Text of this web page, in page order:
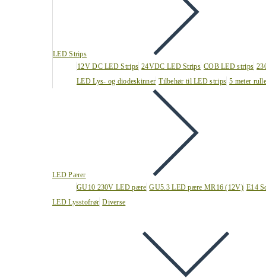
LED Strips
12V DC LED Strips 24VDC LED Strips COB LED strips
LED Lys- og diodeskinner Tilbehør til LED strips 5 meter
LED Pærer
GU10 230V LED pære GU5.3 LED pære MR16 (12V) E14
LED Lysstofrør Diverse